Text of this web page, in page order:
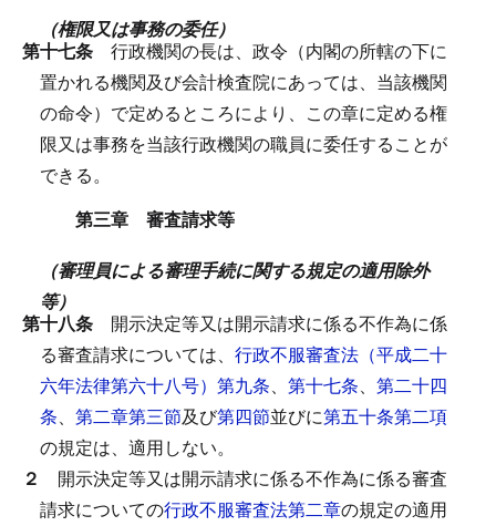
（権限又は事務の委任）
第十七条 行政機関の長は、政令（内閣の所轄の下に
置かれる機関及び会計検査院にあっては、当該機関
の命令）で定めるところにより、この章に定める権
限又は事務を当該行政機関の職員に委任することが
できる。
第三章 審査請求等
（審理員による審理手続に関する規定の適用除外
等）
第十八条 開示決定等又は開示請求に係る不作為に係
る審査請求については、 行政不服審査法（平成二十
六年法律第六十八号）第九条、 第十七条、 第二十四
条、 第二章第三節及び第四節並びに第五十条第二項
の規定は、適用しない。
２ 開示決定等又は開示請求に係る不作為に係る審査
請求についての行政不服審査法第二章の規定の適用